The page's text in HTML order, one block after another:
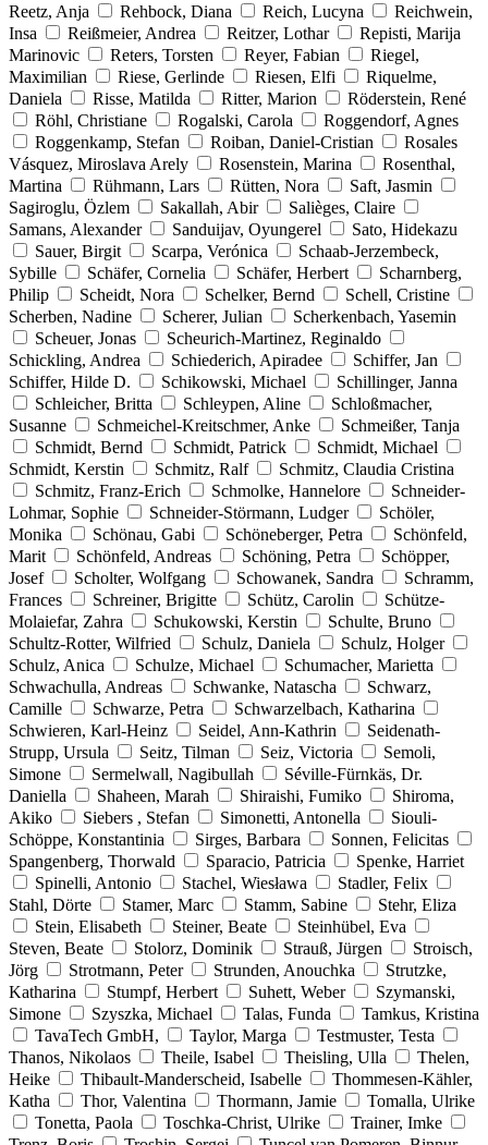
Reetz, Anja
Rehbock, Diana Reich, Lucyna
Reichwein,
Insa
Reißmeier, Andrea Reitzer, Lothar
Repisti, Marija
Marinovic
Reters, Torsten Reyer, Fabian
Riegel,
Maximilian
Riese, Gerlinde Riesen, Elfi
Riquelme,
Daniela
Risse, Matilda Ritter, Marion
Röderstein, René
Röhl, Christiane
Rogalski, Carola
Roggendorf, Agnes
Roggenkamp, Stefan
Roiban, Daniel-Cristian
Rosales
Vásquez, Miroslava Arely
Rosenstein, Marina
Rosenthal,
Martina
Rühmann, Lars Rütten, Nora
Saft, Jasmin
Sagiroglu, Özlem
Sakallah, Abir
Salièges, Claire
Samans, Alexander
Sanduijav, Oyungerel
Sato, Hidekazu
Sauer, Birgit
Scarpa, Verónica
Schaab-Jerzembeck,
Sybille
Schäfer, Cornelia Schäfer, Herbert
Scharnberg,
Philip
Scheidt, Nora Schelker, Bernd
Schell, Cristine
Scherben, Nadine
Scherer, Julian
Scherkenbach, Yasemin
Scheuer, Jonas
Scheurich-Martinez, Reginaldo
Schickling, Andrea
Schiederich, Apiradee
Schiffer, Jan
Schiffer, Hilde D.
Schikowski, Michael
Schillinger, Janna
Schleicher, Britta
Schleypen, Aline
Schloßmacher,
Susanne
Schmeichel-Kreitschmer, Anke
Schmeißer, Tanja
Schmidt, Bernd
Schmidt, Patrick
Schmidt, Michael
Schmidt, Kerstin
Schmitz, Ralf
Schmitz, Claudia Cristina
Schmitz, Franz-Erich
Schmolke, Hannelore
Schneider-
Lohmar, Sophie
Schneider-Störmann, Ludger
Schöler,
Monika
Schönau, Gabi Schöneberger, Petra
Schönfeld,
Marit
Schönfeld, Andreas Schöning, Petra
Schöpper,
Josef
Scholter, Wolfgang Schowanek, Sandra
Schramm,
Frances
Schreiner, Brigitte Schütz, Carolin
Schütze-
Molaiefar, Zahra
Schukowski, Kerstin
Schulte, Bruno
Schultz-Rotter, Wilfried
Schulz, Daniela
Schulz, Holger
Schulz, Anica
Schulze, Michael
Schumacher, Marietta
Schwachulla, Andreas
Schwanke, Natascha
Schwarz,
Camille
Schwarze, Petra
Schwarzelbach, Katharina
Schwieren, Karl-Heinz
Seidel, Ann-Kathrin
Seidenath-
Strupp, Ursula
Seitz, Tilman Seiz, Victoria
Semoli,
Simone
Sermelwall, Nagibullah
Séville-Fürnkäs, Dr.
Daniella
Shaheen, Marah Shiraishi, Fumiko
Shiroma,
Akiko
Siebers , Stefan Simonetti, Antonella
Siouli-
Schöppe, Konstantinia
Sirges, Barbara
Sonnen, Felicitas
Spangenberg, Thorwald
Sparacio, Patricia
Spenke, Harriet
Spinelli, Antonio
Stachel, Wiesława
Stadler, Felix
Stahl, Dörte
Stamer, Marc Stamm, Sabine
Stehr, Eliza
Stein, Elisabeth
Steiner, Beate
Steinhübel, Eva
Steven, Beate
Stolorz, Dominik Strauß, Jürgen
Stroisch,
Jörg
Strotmann, Peter Strunden, Anouchka
Strutzke,
Katharina
Stumpf, Herbert Suhett, Weber
Szymanski,
Simone
Szyszka, Michael Talas, Funda
Tamkus, Kristina
TavaTech GmbH,
Taylor, Marga
Testmuster, Testa
Thanos, Nikolaos
Theile, Isabel Theisling, Ulla
Thelen,
Heike
Thibault-Manderscheid, Isabelle
Thommesen-Kähler,
Katha
Thor, Valentina Thormann, Jamie
Tomalla, Ulrike
Tonetta, Paola
Toschka-Christ, Ulrike
Trainer, Imke